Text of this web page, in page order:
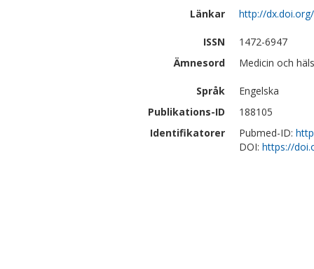
Länkar
http://
ISSN
1472-6947
Ämnesord
Medicin och
Språk
Engelska
Publikations-ID
188105
Identifikatorer
Pubmed-ID:
DOI: https://